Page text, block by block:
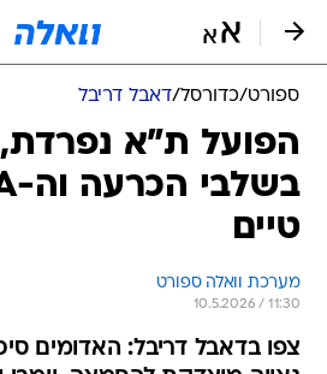
ספורט/כדורסל/דאבל דריבל
הפועל ת"א נפרדת,
טיים
מערכת וואלה ספורט
10.5.2026 / 11:30
צפו בדאבל דריבל: האדומים